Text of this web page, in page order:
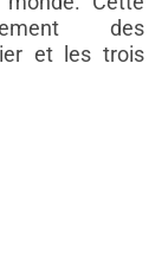
des
et les trois